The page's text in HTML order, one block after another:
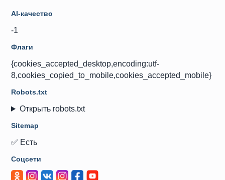
AI-качество
-1
Флаги
{cookies_accepted_desktop,encoding:utf-
8,cookies_copied_to_mobile,cookies_accepted_mobile}
Robots.txt
Открыть robots.txt
Sitemap
✅ Есть
Соцсети